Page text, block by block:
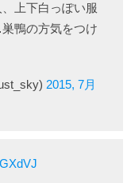
上下白っぽい服
鴨の方気をつけ
2015, 7月